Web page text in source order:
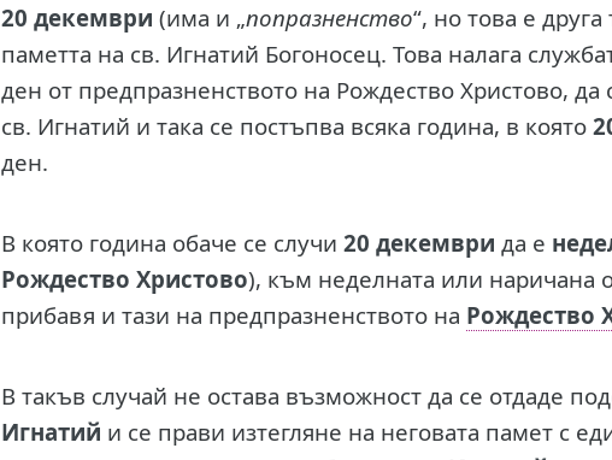
20 декември (има и „попразненство“, но това е
паметта на св. Игнатий Богоносец. Това налага
ден от предпразненството на Рождество Христово, да
св. Игнатий и така се постъпва всяка година, в която
ден.
В която година обаче се случи 20 декември да е
Рождество Христово), към неделната или наричана
прибавя и тази на предпразненството на Рождество
В такъв случай не остава възможност да се отдаде
Игнатий и се прави изтегляне на неговата памет с